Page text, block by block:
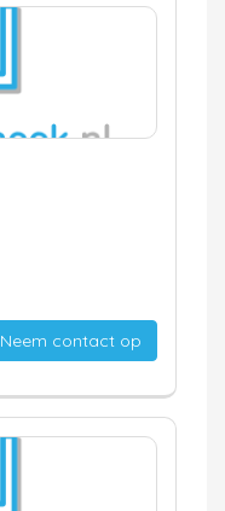
Neem contact op